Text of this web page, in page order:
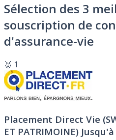
Sélection des 3
souscription de
d'assurance-vie
🥇 1
Placement Direct Vie
ET PATRIMOINE)